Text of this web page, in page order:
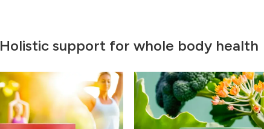
Holistic support for whole body health